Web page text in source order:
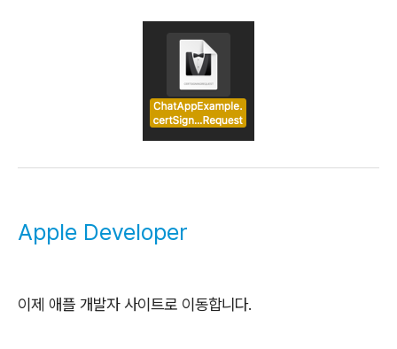
Apple Developer
이제 애플 개발자 사이트로 이동합니다.